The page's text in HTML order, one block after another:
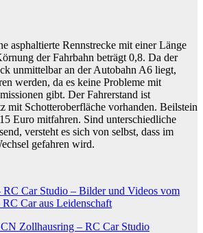
asphaltierte Rennstrecke mit einer Länge
der Fahrbahn beträgt 0,8. Da der
unmittelbar an der Autobahn A6 liegt,
werden, da es keine Probleme mit
gibt. Der Fahrerstand ist
mit Schotteroberfläche vorhanden. Beilstein
Euro mitfahren. Sind unterschiedliche
versteht es sich von selbst, dass im
gefahren wird.
Car Studio – Bilder und Videos vom
Car aus Leidenschaft
Zollhausring – RC Car Studio